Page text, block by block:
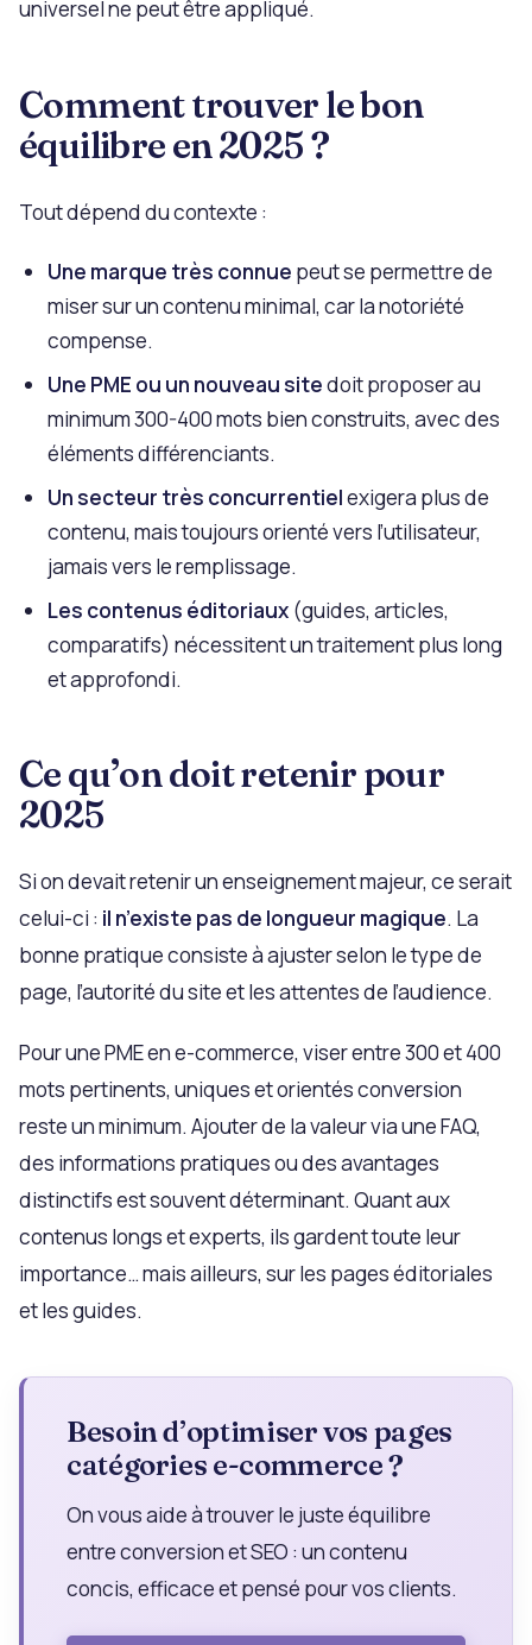
universel ne peut être appliqué.
Comment trouver le bon
équilibre en 2025 ?
Tout dépend du contexte :
Une marque très connue peut se permettre de
miser sur un contenu minimal, car la notoriété
compense.
Une PME ou un nouveau sitedoit proposer au
minimum 300-400 mots bien construits, avec des
éléments différenciants.
Un secteur très concurrentielexigera plus de
contenu, mais toujours orienté vers l’utilisateur,
jamais vers le remplissage.
Les contenus éditoriaux (guides, articles,
comparatifs) nécessitent un traitement plus long
et approfondi.
Ce qu’on doit retenir pour
2025
Si on devait retenir un enseignement majeur, ce serait
celui-ci : il n’existe pas de longueur magique. La
bonne pratique consiste à ajuster selon le type de
page, l’autorité du site et les attentes de l’audience.
Pour une PME en e-commerce, viser entre 300 et 400
mots pertinents, uniques et orientés conversion
reste un minimum. Ajouter de la valeur via une FAQ,
des informations pratiques ou des avantages
distinctifs est souvent déterminant. Quant aux
contenus longs et experts, ils gardent toute leur
importance… mais ailleurs, sur les pages éditoriales
et les guides.
Besoin d’optimiser vos pages
catégories e-commerce ?
On vous aide à trouver le juste équilibre
entre conversion et SEO : un contenu
concis, efficace et pensé pour vos clients.